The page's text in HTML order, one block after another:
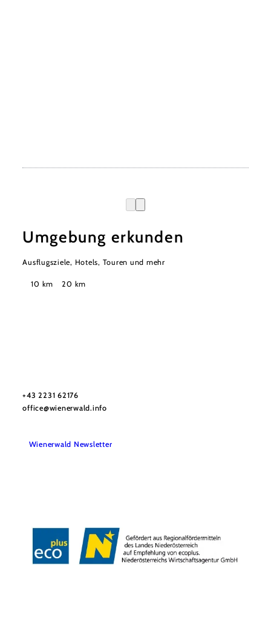
Umgebung erkunden
Ausflugsziele, Hotels, Touren und mehr
Suchradius
10 km 20 km
+43 2231 62176
office@wienerwald.info
Wienerwald Newsletter